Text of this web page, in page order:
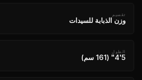
تقسيم
وزن الذبابة للسيدات
الطول
5'4" (161 سم)